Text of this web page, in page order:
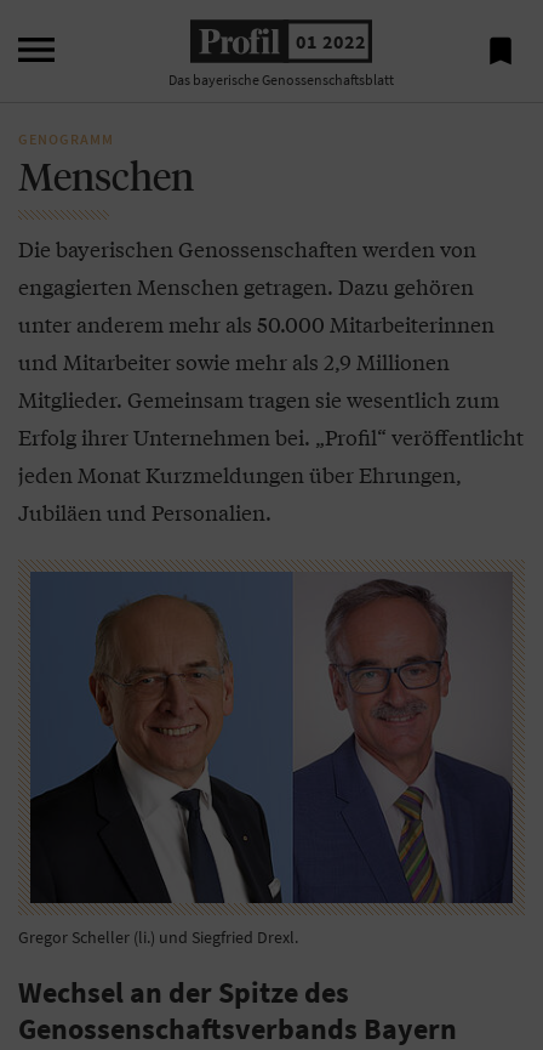
 01 2022
Das bayerische Genossenschaftsblatt

GENOGRAMM
Menschen
Die bayerischen Genossenschaften werden von
engagierten Menschen getragen. Dazu gehören
unter anderem mehr als 50.000 Mitarbeiterinnen
und Mitarbeiter sowie mehr als 2,9 Millionen
Mitglieder. Gemeinsam tragen sie wesentlich zum
Erfolg ihrer Unternehmen bei. „Profil“ veröffentlicht
jeden Monat Kurzmeldungen über Ehrungen,
Jubiläen und Personalien.
Gregor Scheller (li.) und Siegfried Drexl.
Wechsel an der Spitze des
Genossenschaftsverbands Bayern